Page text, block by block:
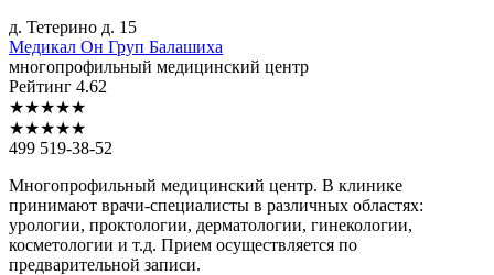
д. Тетерино д. 15
Медикал Он Груп Балашиха
многопрофильный медицинский центр
Рейтинг 4.62
★★★★★
★★★★★
499 519-38-52
Многопрофильный медицинский центр. В клинике
принимают врачи-специалисты в различных областях:
урологии, проктологии, дерматологии, гинекологии,
косметологии и т.д. Прием осуществляется по
предварительной записи.